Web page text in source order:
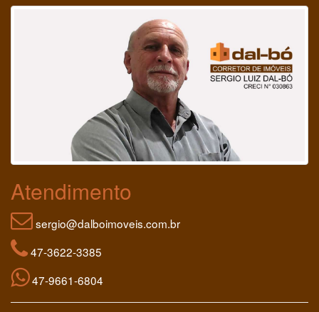
Atendimento
sergio@dalboimoveis.com.br
47-3622-3385
47-9661-6804